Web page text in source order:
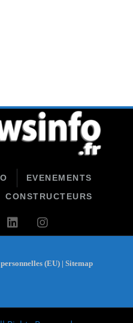
EVENEMENTS
CONSTRUCTEURS
(EU) | Sitemap